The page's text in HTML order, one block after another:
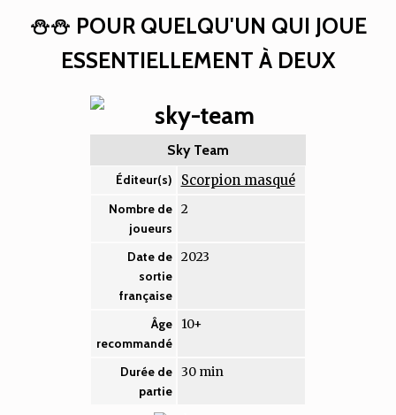
⛄⛄ POUR QUELQU'UN QUI JOUE
ESSENTIELLEMENT À DEUX
Sky Team
Éditeur(s) Scorpion masqué
Nombre de
joueurs
2
Date de
sortie
française
2023
Âge
recommandé
10+
Durée de
partie
30 min